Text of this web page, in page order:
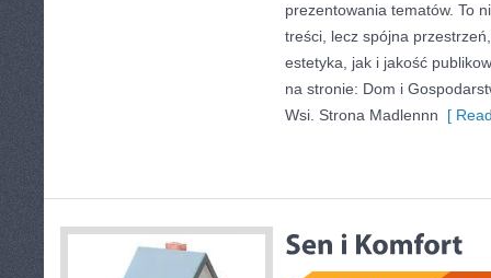
prezentowania tematów. To
treści, lecz spójna
estetyka, jak i jakość
na stronie: Dom i
Wsi. Strona Madlennn [